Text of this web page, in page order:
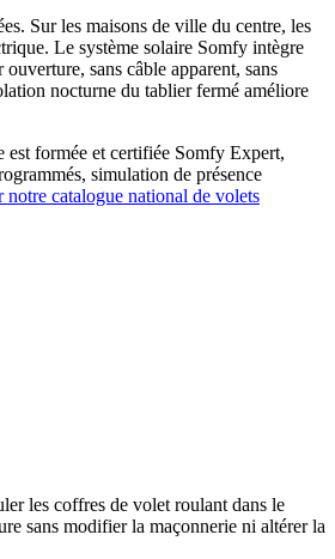
Sur les maisons de ville du centre, les
Le système solaire Somfy intègre
sans câble apparent, sans
nocturne du tablier fermé améliore
est formée et certifiée Somfy Expert,
simulation de présence
notre catalogue national de volets
les coffres de volet roulant dans le
sans modifier la maçonnerie ni altérer la